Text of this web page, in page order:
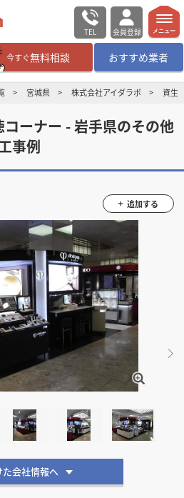
TEL 会員登録
今すぐ無料相談 おすすめ業者
ログイン／会員登録
探す
を探す
ター
施工会社様へ
ご検討中の方へ
メニュー
宮城県 株式会社アイダラボ 資生
ーナー - 岩手県のその他
事例
追加する
た会社情報へ